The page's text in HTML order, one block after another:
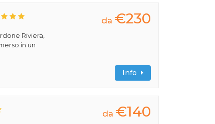
Riviera,
in un
da €230
Info
da €140